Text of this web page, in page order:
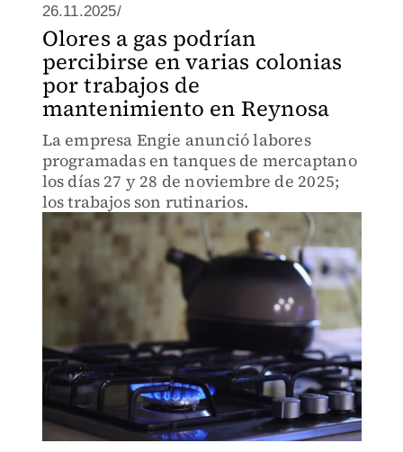
26.11.2025/
Olores a gas podrían
percibirse en varias colonias
por trabajos de
mantenimiento en Reynosa
La empresa Engie anunció labores
programadas en tanques de mercaptano
los días 27 y 28 de noviembre de 2025;
los trabajos son rutinarios.